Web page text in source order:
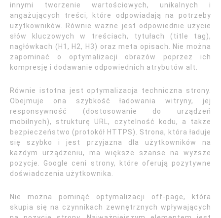
innymi tworzenie wartościowych, unikalnych i
angażujących treści, które odpowiadają na potrzeby
użytkowników. Równie ważne jest odpowiednie użycie
słów kluczowych w treściach, tytułach (title tag),
nagłówkach (H1, H2, H3) oraz meta opisach. Nie można
zapominać o optymalizacji obrazów poprzez ich
kompresję i dodawanie odpowiednich atrybutów alt.
Równie istotna jest optymalizacja techniczna strony.
Obejmuje ona szybkość ładowania witryny, jej
responsywność (dostosowanie do urządzeń
mobilnych), strukturę URL, czytelność kodu, a także
bezpieczeństwo (protokół HTTPS). Strona, która ładuje
się szybko i jest przyjazna dla użytkowników na
każdym urządzeniu, ma większe szanse na wyższe
pozycje. Google ceni strony, które oferują pozytywne
doświadczenia użytkownika.
Nie można pominąć optymalizacji off-page, która
skupia się na czynnikach zewnętrznych wpływających